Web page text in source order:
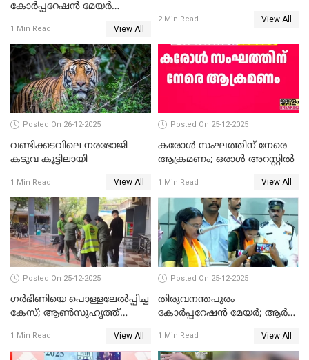
കോര്‍പ്പറേഷന്‍ മേയര്‍
ഹൈക്കോടതിയിലേക്ക്;
സത്യപ്രതിജ്ഞ ചടങ്ങില്‍
ചട്ടലംഘനമെന്ന് പാർട്ടി
1 Min Read View All
2 Min Read View All
Posted On 26-12-2025
വണ്ടിക്കടവിലെ നരഭോജി
കടുവ കൂട്ടിലായി
1 Min Read View All
Posted On 25-12-2025
കരോള്‍ സംഘത്തിന് നേരെ
ആക്രമണം; ഒരാള്‍ അറസ്റ്റില്‍
1 Min Read View All
Posted On 25-12-2025
ഗര്‍ഭിണിയെ പൊള്ളലേല്‍പ്പിച്ച
കേസ്; ആണ്‍സുഹൃത്ത്
1 Min Read View All
Posted On 25-12-2025
തിരുവനന്തപുരം
കോര്‍പ്പറേഷന്‍ മേയർ; ആര്‍
1 Min Read View All